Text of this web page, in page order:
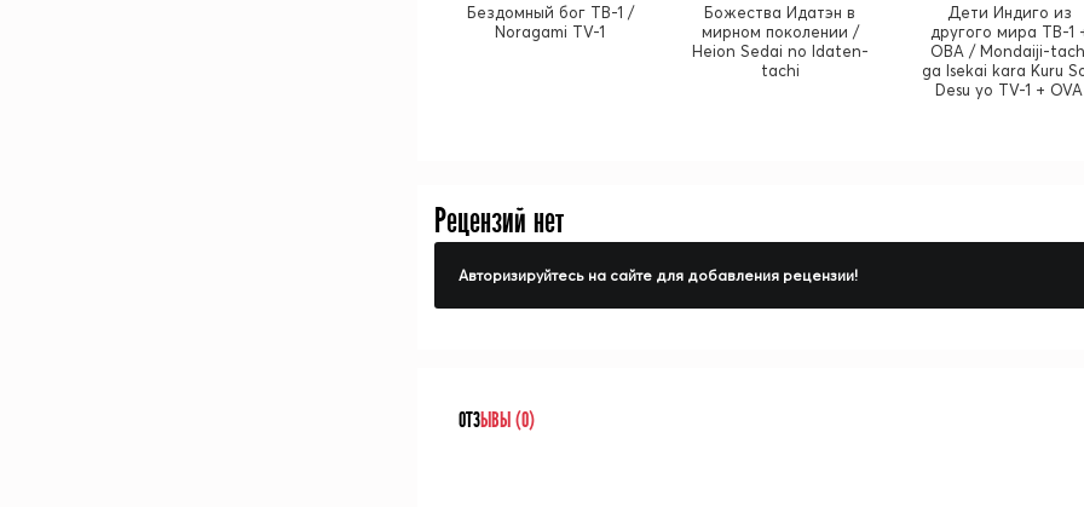
Бездомный бог ТВ-1 /
Noragami TV-1
Божества Идатэн в
мирном поколении /
Heion Sedai no Idaten-
tachi
Дети Индиго из
другого мира ТВ-1
ОВА / Mondaiji-
ga Isekai kara Kuru
Desu yo TV-1 + OVA
Рецензий нет
Авторизируйтесь на сайте для добавления рецензии!
ОТЗЫВЫ (0)